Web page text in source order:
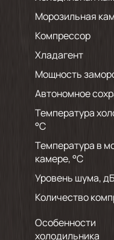
Морозильная
Компрессор
Хладагент
Мощность
Автономное
Температура
°С
Температура в
камере, °С
Уровень шума,
Количество
Особенности
холодильника